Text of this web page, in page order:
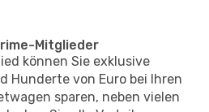
Mitglieder
können Sie exklusive
Hunderte von Euro bei Ihren
sparen, neben vielen